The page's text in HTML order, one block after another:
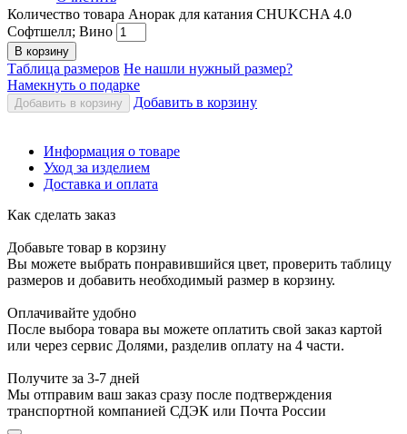
Количество товара Анорак для катания CHUKCHA 4.0
Софтшелл; Вино
В корзину
Таблица размеров Не нашли нужный размер?
Намекнуть о подарке
Добавить в корзину Добавить в корзину
Информация о товаре
Уход за изделием
Доставка и оплата
Как сделать заказ
Добавьте товар в корзину
Вы можете выбрать понравившийся цвет, проверить таблицу
размеров и добавить необходимый размер в корзину.
Оплачивайте удобно
После выбора товара вы можете оплатить свой заказ картой
или через сервис Долями, разделив оплату на 4 части.
Получите за 3-7 дней
Мы отправим ваш заказ сразу после подтверждения
транспортной компанией СДЭК или Почта России